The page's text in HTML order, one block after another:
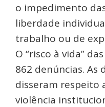
o impedimento
liberdade
trabalho ou de
O “risco à vida”
862 denúncias. As
disseram respeito
violência